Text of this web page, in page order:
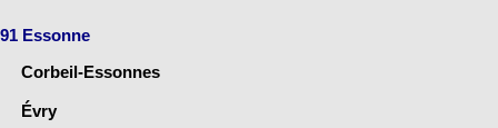
91 Essonne
Corbeil-Essonnes
Évry